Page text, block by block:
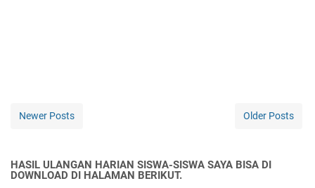
Newer Posts Older Posts
HASIL ULANGAN HARIAN SISWA-SISWA SAYA BISA DI
DOWNLOAD DI HALAMAN BERIKUT.